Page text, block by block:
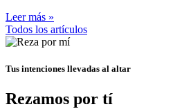
Leer más »
Todos los artículos
Tus intenciones llevadas al altar
Rezamos por tí